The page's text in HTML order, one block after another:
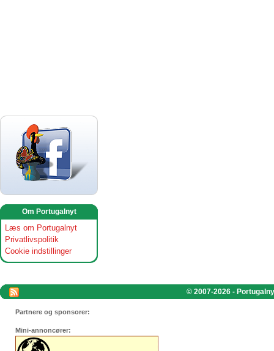
Om Portugalnyt
Læs om Portugalnyt
Privatlivspolitik
Cookie indstillinger
© 2007-2026 -
Partnere og sponsorer:
Mini-annoncører: